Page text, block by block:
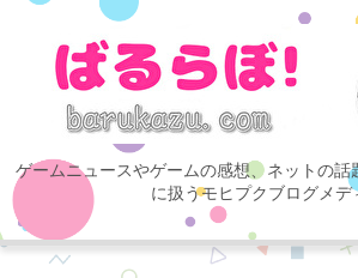
ゲームニュースやゲームの感想、ネットの
に扱うモヒプクブログメデ